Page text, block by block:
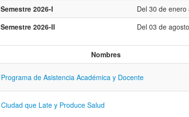
Semestre 2026-I
Del 30 de
Semestre 2026-II
Del 03 de
Nombres
Programa de Asistencia Académica y Docente
Ciudad que Late y Produce Salud